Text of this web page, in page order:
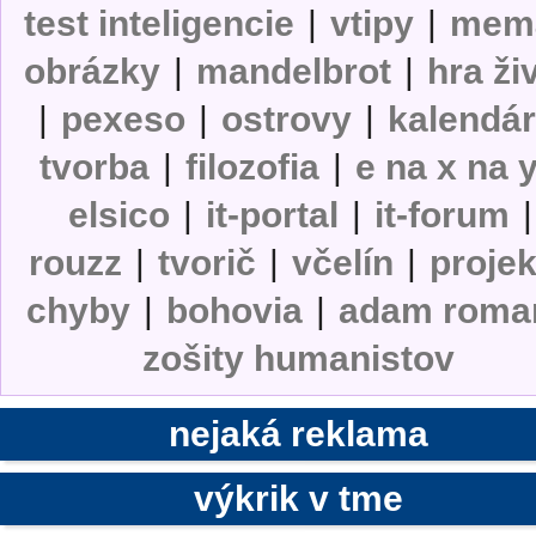
test inteligencie | vtipy |
obrázky | mandelbrot | hra
| pexeso | ostrovy | kalendár
tvorba | filozofia | e na x na
elsico | it-portal | it-forum |
rouzz | tvorič | včelín |
chyby | bohovia | adam
zošity humanistov
nejaká reklama
výkrik v tme